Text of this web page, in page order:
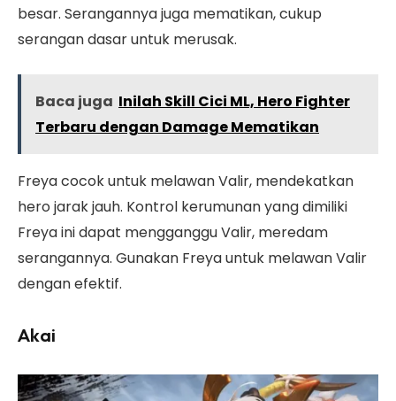
besar. Serangannya juga mematikan, cukup
serangan dasar untuk merusak.
Baca juga Inilah Skill Cici ML, Hero Fighter
Terbaru dengan Damage Mematikan
Freya cocok untuk melawan Valir, mendekatkan
hero jarak jauh. Kontrol kerumunan yang dimiliki
Freya ini dapat mengganggu Valir, meredam
serangannya. Gunakan Freya untuk melawan Valir
dengan efektif.
Akai